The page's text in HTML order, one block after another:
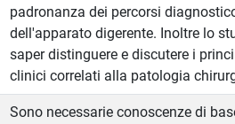
padronanza dei percorsi
dell'apparato digerente. Inoltre lo
saper distinguere e discutere i
clinici correlati alla patologia
Sono necessarie conoscenze di